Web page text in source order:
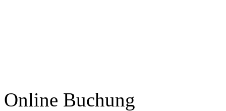
Online Buchung